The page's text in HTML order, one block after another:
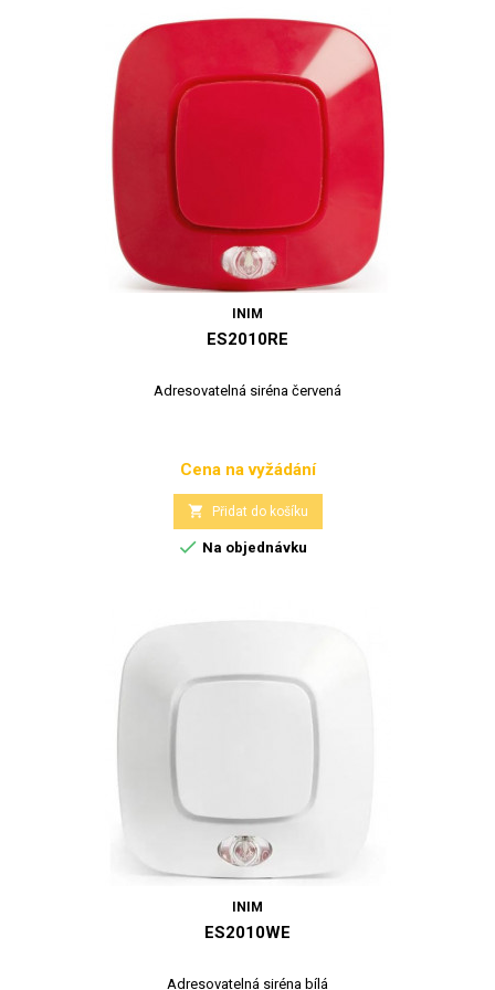
INIM
ES2010RE
Adresovatelná siréna červená
Cena
Cena na vyžádání
 Přidat do košíku
 Na objednávku
INIM
ES2010WE
Adresovatelná siréna bílá